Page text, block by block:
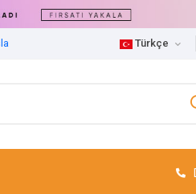
Türkçe